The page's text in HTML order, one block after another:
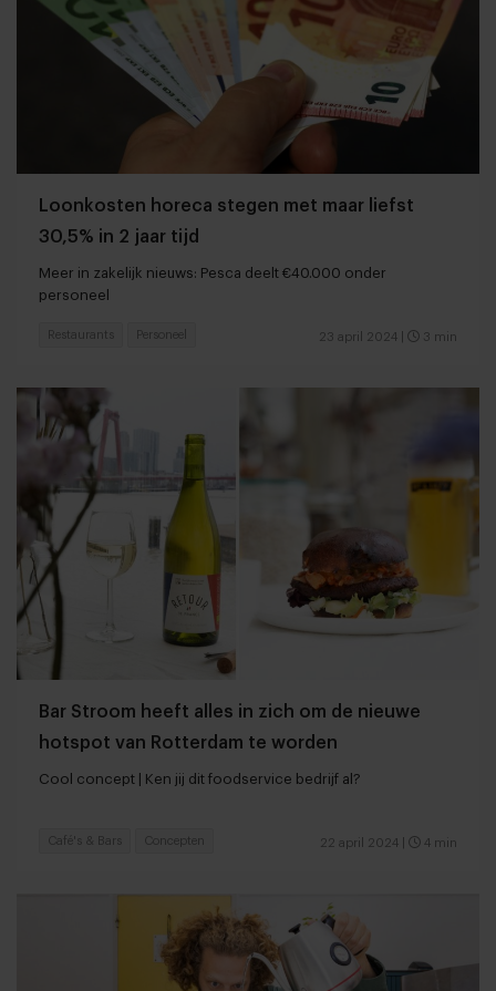
Loonkosten horeca stegen met maar liefst
30,5% in 2 jaar tijd
Meer in zakelijk nieuws: Pesca deelt €40.000 onder
personeel
23 april 2024 3 min
Restaurants Personeel
Bar Stroom heeft alles in zich om de nieuwe
hotspot van Rotterdam te worden
Cool concept | Ken jij dit foodservice bedrijf al?
22 april 2024 4 min
Café's & Bars Concepten